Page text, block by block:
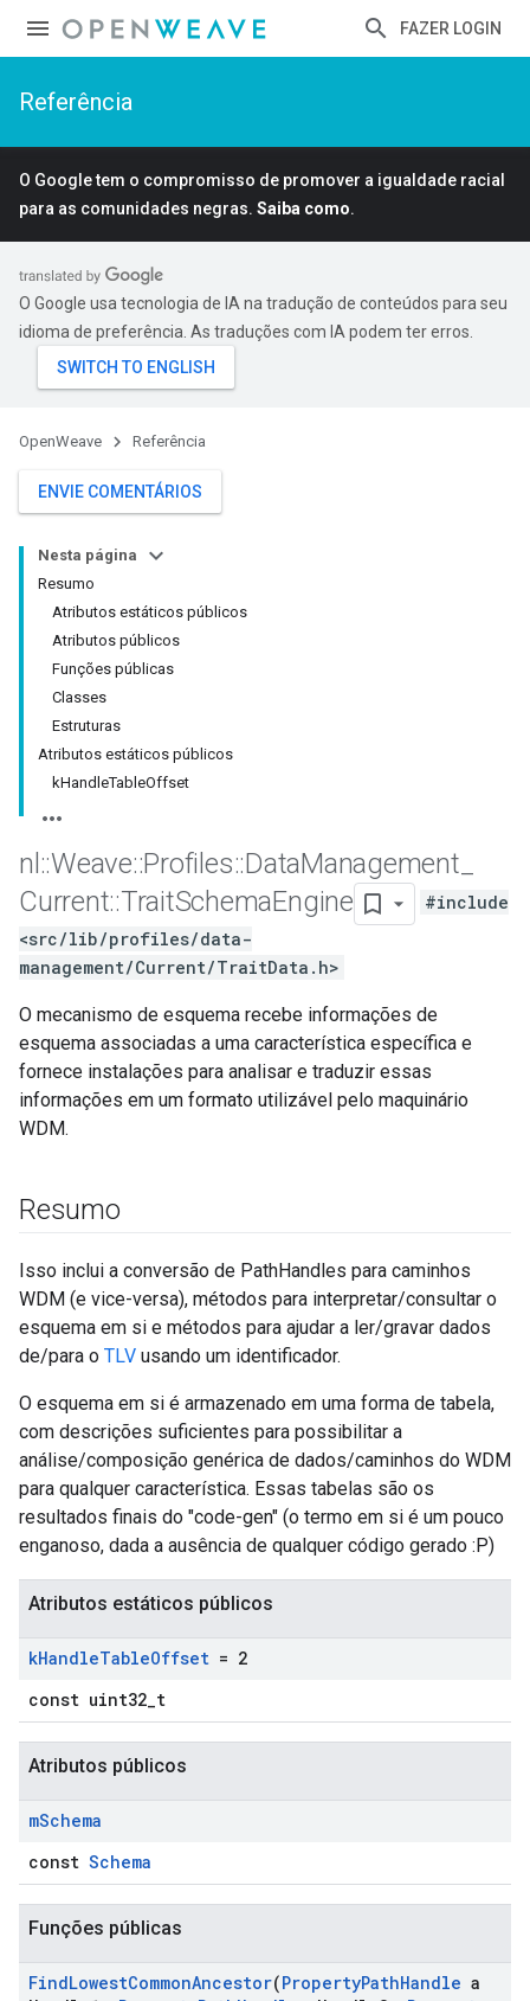
FAZER LOGIN
Referência
O Google tem o compromisso de promover a igualdade racial
para as comunidades negras. Saiba como.
O Google usa tecnologia de IA na tradução de conteúdos para seu
idioma de preferência. As traduções com IA podem ter erros.
OpenWeave Referência
ENVIE COMENTÁRIOS
Nesta página
Resumo
Atributos estáticos públicos
Atributos públicos
Funções públicas
Classes
Estruturas
Atributos estáticos públicos
kHandleTableOffset
nl ::Weave::Profiles::DataManagement
Current::TraitSchemaEngine
#include
<src/lib/profiles/data-
management/Current/TraitData.h>
O mecanismo de esquema recebe informações de
esquema associadas a uma característica específica e
fornece instalações para analisar e traduzir essas
informações em um formato utilizável pelo maquinário
WDM.
Resumo
Isso inclui a conversão de PathHandles para caminhos
WDM (e vice-versa), métodos para interpretar/consultar o
esquema em si e métodos para ajudar a ler/gravar dados
de/para o TLV usando um identificador.
O esquema em si é armazenado em uma forma de tabela,
com descrições suficientes para possibilitar a
análise/composição genérica de dados/caminhos do WDM
para qualquer característica. Essas tabelas são os
resultados finais do "code-gen" (o termo em si é um pouco
enganoso, dada a ausência de qualquer código gerado :P)
Atributos estáticos públicos
kHandleTableOffset = 2
const uint32_t
Atributos públicos
mSchema
const Schema
Funções públicas
FindLowestCommonAncestor(PropertyPathHandle a